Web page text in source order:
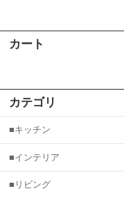
カート
カテゴリ
■キッチン
■インテリア
■リビング